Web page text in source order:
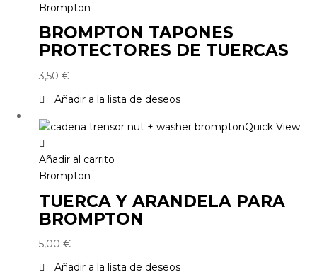
Brompton
BROMPTON TAPONES
PROTECTORES DE TUERCAS
3,50 €
Añadir a la lista de deseos
Quick View
Añadir al carrito
Brompton
TUERCA Y ARANDELA PARA
BROMPTON
5,00 €
Añadir a la lista de deseos